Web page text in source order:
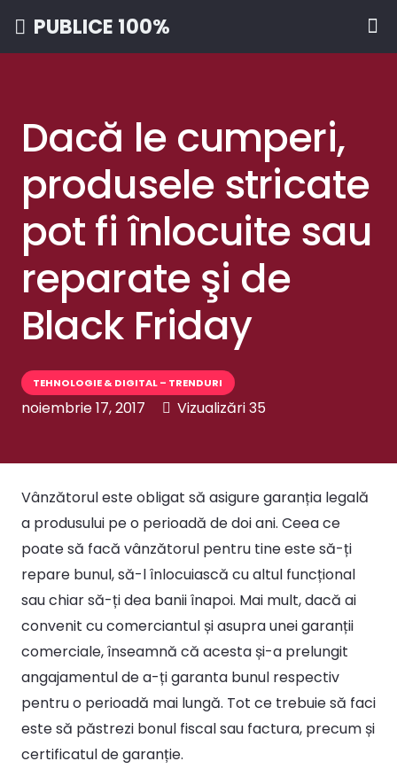
PUBLICE 100%
Dacă le cumperi,
produsele stricate
pot fi înlocuite sau
reparate şi de
Black Friday
TEHNOLOGIE & DIGITAL – TRENDURI
noiembrie 17, 2017 Vizualizări35
Vânzătorul este obligat să asigure garanția legală
a produsului pe o perioadă de doi ani. Ceea ce
poate să facă vânzătorul pentru tine este să-ți
repare bunul, să-l înlocuiască cu altul funcțional
sau chiar să-ți dea banii înapoi. Mai mult, dacă ai
convenit cu comerciantul și asupra unei garanții
comerciale, înseamnă că acesta și-a prelungit
angajamentul de a-ți garanta bunul respectiv
pentru o perioadă mai lungă. Tot ce trebuie să faci
este să păstrezi bonul fiscal sau factura, precum și
certificatul de garanție.